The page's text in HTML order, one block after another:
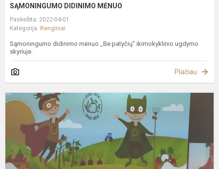
SĄMONINGUMO DIDINIMO MĖNUO
Paskelbta: 2022-04-01
Kategorija: Renginiai
Sąmoningumo didinimo mėnuo ,,Be patyčių" ikimokyklinio ugdymo
skyriuje.
Plačiau